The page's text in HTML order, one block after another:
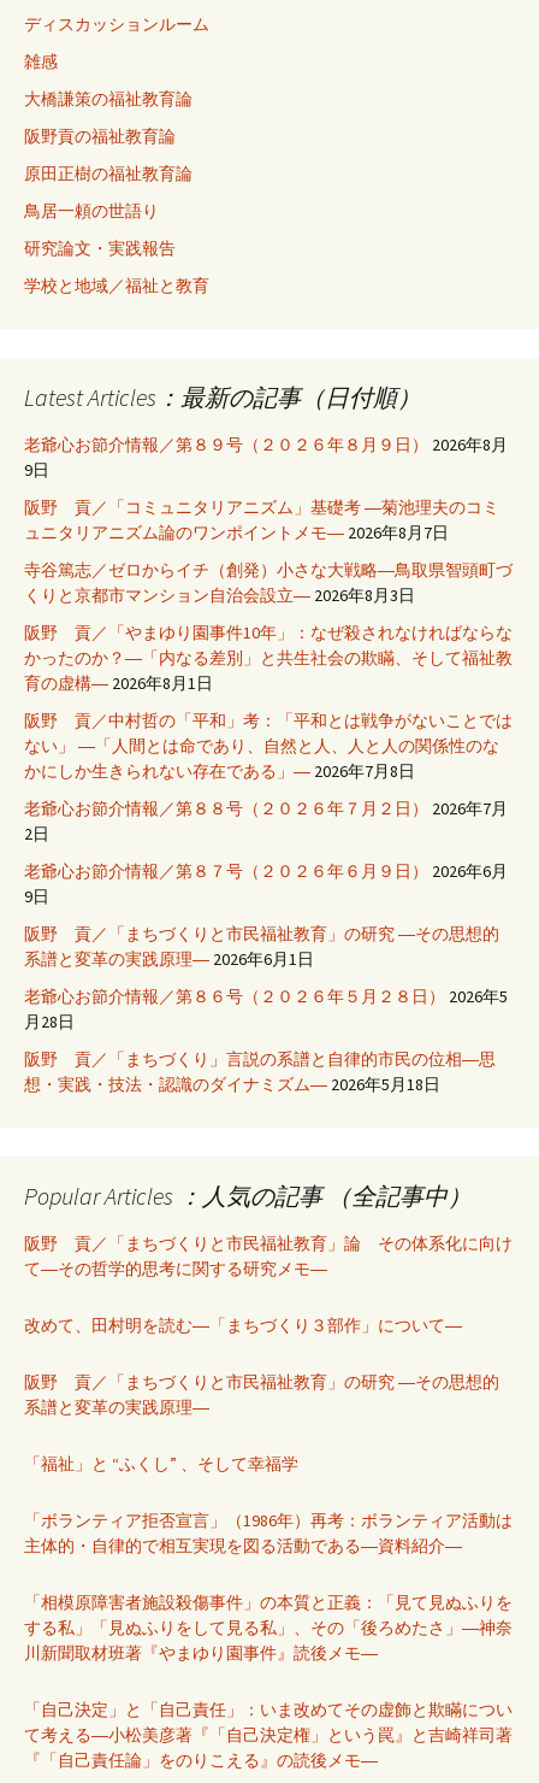
ディスカッションルーム
雑感
大橋謙策の福祉教育論
阪野貢の福祉教育論
原田正樹の福祉教育論
鳥居一頼の世語り
研究論文・実践報告
学校と地域／福祉と教育
Latest Articles：最新の記事（日付順）
老爺心お節介情報／第８９号（２０２６年８月９日）
2026年8月
9日
阪野 貢／「コミュニタリアニズム」基礎考 ―菊池理夫のコミ
ュニタリアニズム論のワンポイントメモ― 2026年8月7日
寺谷篤志／ゼロからイチ（創発）小さな大戦略―鳥取県智頭町づ
くりと京都市マンション自治会設立― 2026年8月3日
阪野 貢／「やまゆり園事件10年」：なぜ殺されなければならな
かったのか？―「内なる差別」と共生社会の欺瞞、そして福祉教
育の虚構― 2026年8月1日
阪野 貢／中村哲の「平和」考：「平和とは戦争がないことでは
ない」 ―「人間とは命であり、自然と人、人と人の関係性のな
かにしか生きられない存在である」― 2026年7月8日
老爺心お節介情報／第８８号（２０２６年７月２日）
2026年7月
2日
老爺心お節介情報／第８７号（２０２６年６月９日）
2026年6月
9日
阪野 貢／「まちづくりと市民福祉教育」の研究 ―その思想的
系譜と変革の実践原理― 2026年6月1日
老爺心お節介情報／第８６号（２０２６年５月２８日）
2026年5
月28日
阪野 貢／「まちづくり」言説の系譜と自律的市民の位相―思
想・実践・技法・認識のダイナミズム― 2026年5月18日
Popular Articles ：人気の記事 （全記事中）
阪野 貢／「まちづくりと市民福祉教育」論 その体系化に向け
て―その哲学的思考に関する研究メモ―
改めて、田村明を読む―「まちづくり３部作」について―
阪野 貢／「まちづくりと市民福祉教育」の研究 ―その思想的
系譜と変革の実践原理―
「福祉」と “ふくし” 、そして幸福学
「ボランティア拒否宣言」（1986年）再考：ボランティア活動は
主体的・自律的で相互実現を図る活動である―資料紹介―
「相模原障害者施設殺傷事件」の本質と正義：「見て見ぬふりを
する私」「見ぬふりをして見る私」、その「後ろめたさ」―神奈
川新聞取材班著『やまゆり園事件』読後メモ―
「自己決定」と「自己責任」：いま改めてその虚飾と欺瞞につい
て考える―小松美彦著『「自己決定権」という罠』と吉崎祥司著
『「自己責任論」をのりこえる』の読後メモ―